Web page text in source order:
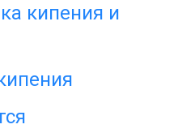
кипения и